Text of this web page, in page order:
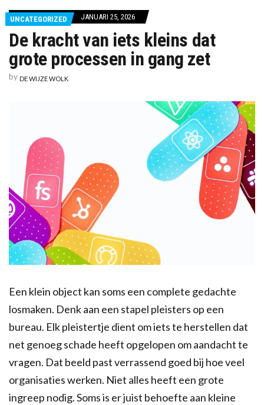
UNCATEGORIZED JANUARI 25, 2026
De kracht van iets kleins dat
grote processen in gang zet
by DE WIJZE WOLK
Een klein object kan soms een complete gedachte
losmaken. Denk aan een stapel pleisters op een
bureau. Elk pleistertje dient om iets te herstellen dat
net genoeg schade heeft opgelopen om aandacht te
vragen. Dat beeld past verrassend goed bij hoe veel
organisaties werken. Niet alles heeft een grote
ingreep nodig. Soms is er juist behoefte aan kleine